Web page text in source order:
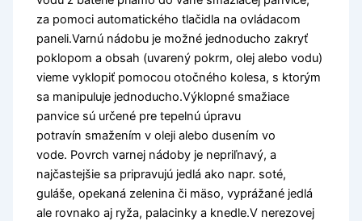
za pomoci automatického tlačidla na ovládacom
paneli.Varnú nádobu je možné jednoducho zakryť
poklopom a obsah (uvarený pokrm, olej alebo vodu)
vieme vyklopiť pomocou otočného kolesa, s ktorým
sa manipuluje jednoducho.Výklopné smažiace
panvice sú určené pre tepelnú úpravu
potravín smažením v oleji alebo dusením vo
vode. Povrch varnej nádoby je nepriľnavý, a
najčastejšie sa pripravujú jedlá ako napr. soté,
guláše, opekaná zelenina či mäso, vyprážané jedlá
ale rovnako aj ryža, palacinky a knedle.V nerezovej